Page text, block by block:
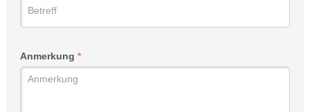
Anmerkung